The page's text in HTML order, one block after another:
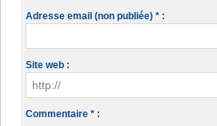
Adresse email (non publiée) * :
Site web :
Commentaire * :